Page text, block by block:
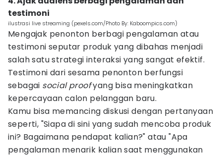
testimoni
ilustrasi live streaming (pexels.com/Photo By: Kaboompics.com)
Mengajak penonton berbagi pengalaman atau
testimoni seputar produk yang dibahas menjadi
salah satu strategi interaksi yang sangat efektif.
Testimoni dari sesama penonton berfungsi
sebagai social proofyang bisa meningkatkan
kepercayaan calon pelanggan baru.
Kamu bisa memancing diskusi dengan pertanyaan
seperti, "Siapa di sini yang sudah mencoba produk
ini? Bagaimana pendapat kalian?" atau "Apa
pengalaman menarik kalian saat menggunakan